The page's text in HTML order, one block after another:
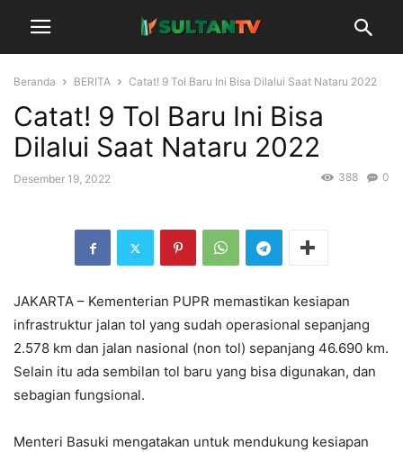
Beranda BERITA Catat! 9 Tol Baru Ini Bisa Dilalui Saat Nataru 2022
Catat! 9 Tol Baru Ini Bisa
Dilalui Saat Nataru 2022
Desember 19, 2022 0
388
JAKARTA – Kementerian PUPR memastikan kesiapan
infrastruktur jalan tol yang sudah operasional sepanjang
2.578 km dan jalan nasional (non tol) sepanjang 46.690 km.
Selain itu ada sembilan tol baru yang bisa digunakan, dan
sebagian fungsional.
Menteri Basuki mengatakan untuk mendukung kesiapan